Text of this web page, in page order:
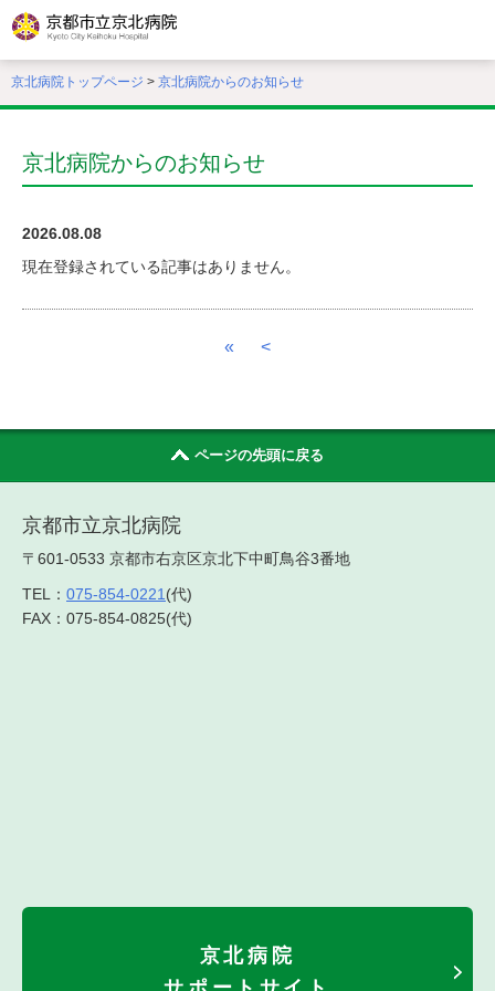
文
へ
移
動
京北病院トップページ > 京北病院からのお知らせ
京北病院からのお知らせ
2026.08.08
現在登録されている記事はありません。
« <
ページの先頭に戻る
京都市立京北病院
〒601-0533 京都市右京区京北下中町鳥谷3番地
TEL： 075-854-0221 (代)
FAX：075-854-0825(代)
京北病院